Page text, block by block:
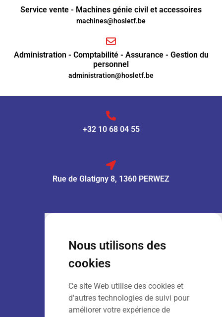
Nous utilisons des
cookies
Ce site Web utilise des cookies et
d'autres technologies de suivi pour
améliorer votre expérience de
Service vente - Machines génie civil et accessoires
machines@hosletf.be
Administration - Comptabilité - Assurance - Gestion du
personnel
administration@hosletf.be
+32 10 68 04 55
Rue de Glatigny 8, 1360 PERWEZ
: 9h00 – 13h00
Dim: Fermé
LOCATION :
Lun – Ven: 7h00 – 18h00
Sam – Dim
: Fermé